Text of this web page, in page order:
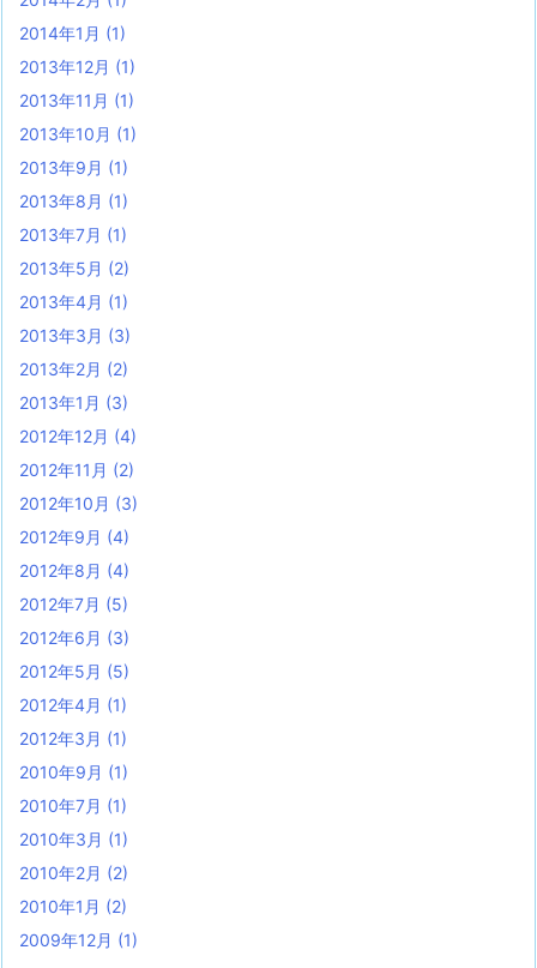
2014年1月 (1)
2013年12月 (1)
2013年11月 (1)
2013年10月 (1)
2013年9月 (1)
2013年8月 (1)
2013年7月 (1)
2013年5月 (2)
2013年4月 (1)
2013年3月 (3)
2013年2月 (2)
2013年1月 (3)
2012年12月 (4)
2012年11月 (2)
2012年10月 (3)
2012年9月 (4)
2012年8月 (4)
2012年7月 (5)
2012年6月 (3)
2012年5月 (5)
2012年4月 (1)
2012年3月 (1)
2010年9月 (1)
2010年7月 (1)
2010年3月 (1)
2010年2月 (2)
2010年1月 (2)
2009年12月 (1)